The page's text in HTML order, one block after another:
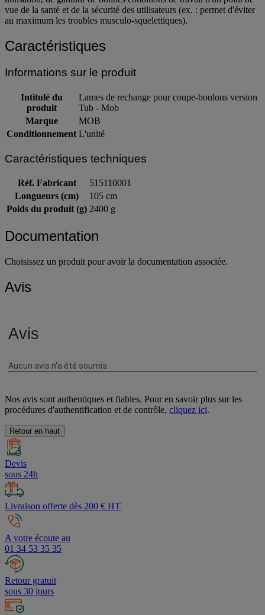
vue de la santé et de la sécurité des utilisateurs (ex. : permet d'éviter
au maximum les troubles musculo-squelettiques).
Caractéristiques
Informations sur le produit
Intitulé du
produit
Lames de rechange pour coupe-boulons version
Tub - Mob
Marque
MOB
Conditionnement L'unité
Caractéristiques techniques
Réf. Fabricant
515110001
Longueurs (cm)
105 cm
Poids du produit (g) 2400 g
Documentation
Choisissez un produit pour avoir la documentation associée.
Avis
Nos avis sont authentiques et fiables. Pour en savoir plus sur les
procédures d'authentification et de contrôle, cliquez ici.
Retour en haut
Devis
sous 24h
Livraison offerte dès 200 € HT
A votre écoute au
01 34 53 35 35
Retour gratuit
sous 30 jours